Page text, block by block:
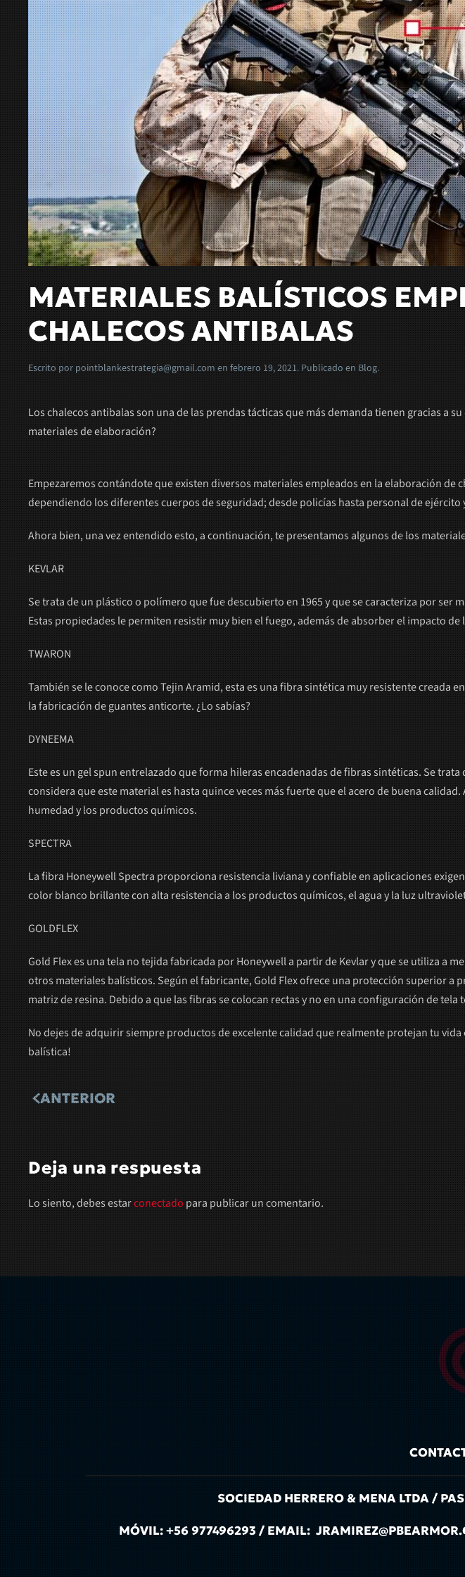
MATERIALES BALÍSTICOS
CHALECOS ANTIBALAS
Escrito por pointblankestrategia@gmail.com en febrero 19, 2021. Publicado en Blog.
Los chalecos antibalas son una de las prendas tácticas que más demanda tienen gracias a
materiales de elaboración?
Empezaremos contándote que existen diversos materiales empleados en la elaboración de
dependiendo los diferentes cuerpos de seguridad; desde policías hasta personal de ejército
Ahora bien, una vez entendido esto, a continuación, te presentamos algunos de los
KEVLAR
Se trata de un plástico o polímero que fue descubierto en 1965 y que se caracteriza por
Estas propiedades le permiten resistir muy bien el fuego, además de absorber el impacto de
TWARON
También se le conoce como Tejin Aramid, esta es una fibra sintética muy resistente creada
la fabricación de guantes anticorte. ¿Lo sabías?
DYNEEMA
Este es un gel spun entrelazado que forma hileras encadenadas de fibras sintéticas. Se
considera que este material es hasta quince veces más fuerte que el acero de buena
humedad y los productos químicos.
SPECTRA
La fibra Honeywell Spectra proporciona resistencia liviana y confiable en aplicaciones
color blanco brillante con alta resistencia a los productos químicos, el agua y la luz
GOLDFLEX
Gold Flex es una tela no tejida fabricada por Honeywell a partir de Kevlar y que se utiliza a
otros materiales balísticos. Según el fabricante, Gold Flex ofrece una protección superior
matriz de resina. Debido a que las fibras se colocan rectas y no en una configuración de
No dejes de adquirir siempre productos de excelente calidad que realmente protejan tu
balística!
ANTERIOR
Deja una respuesta
Lo siento, debes estarconectado para publicar un comentario.
SOCIEDAD HERRERO & MENA LTDA /
MÓVIL: +56 977496293 / EMAIL: